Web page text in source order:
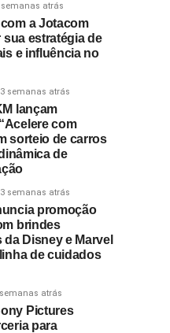
semanas atrás
a Jotacom
sua estratégia de
e influência no
3 semanas atrás
lançam
com
sorteio de carros
de
3 semanas atrás
promoção
brindes
da Disney e Marvel
de cuidados
atrás
Pictures
para